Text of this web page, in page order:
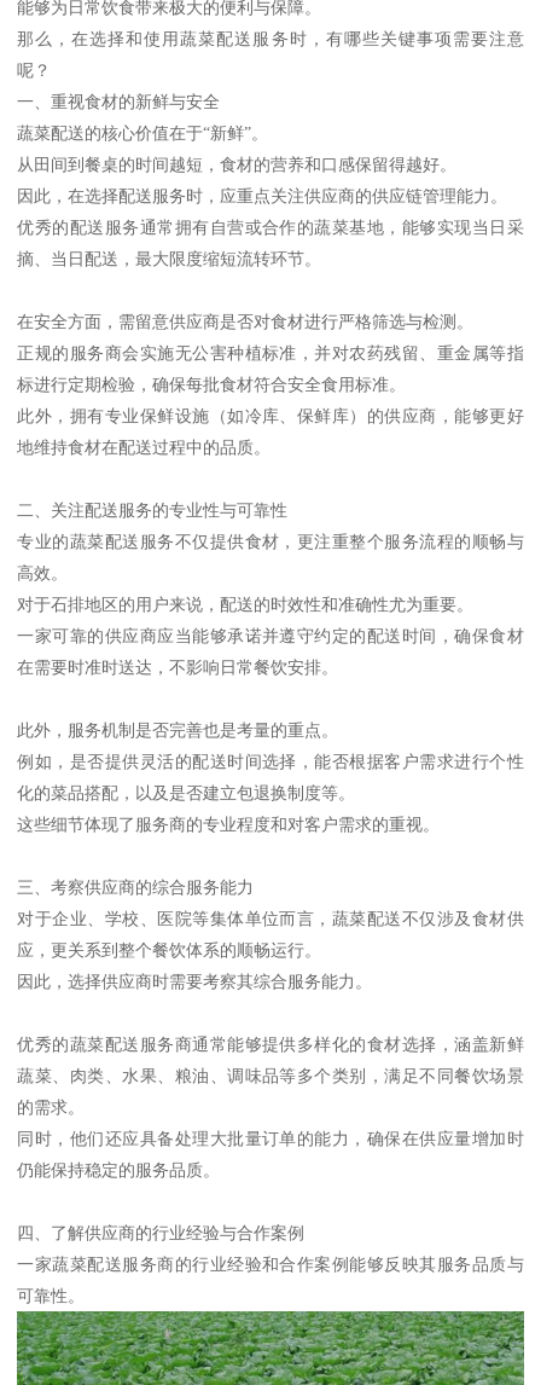
能够为日常饮食带来极大的便利与保障。
那么，在选择和使用蔬菜配送服务时，有哪些关键事项需要注意
呢？
一、重视食材的新鲜与安全
蔬菜配送的核心价值在于“新鲜”。
从田间到餐桌的时间越短，食材的营养和口感保留得越好。
因此，在选择配送服务时，应重点关注供应商的供应链管理能力。
优秀的配送服务通常拥有自营或合作的蔬菜基地，能够实现当日采
摘、当日配送，最大限度缩短流转环节。
在安全方面，需留意供应商是否对食材进行严格筛选与检测。
正规的服务商会实施无公害种植标准，并对农药残留、重金属等指
标进行定期检验，确保每批食材符合安全食用标准。
此外，拥有专业保鲜设施（如冷库、保鲜库）的供应商，能够更好
地维持食材在配送过程中的品质。
二、关注配送服务的专业性与可靠性
专业的蔬菜配送服务不仅提供食材，更注重整个服务流程的顺畅与
高效。
对于石排地区的用户来说，配送的时效性和准确性尤为重要。
一家可靠的供应商应当能够承诺并遵守约定的配送时间，确保食材
在需要时准时送达，不影响日常餐饮安排。
此外，服务机制是否完善也是考量的重点。
例如，是否提供灵活的配送时间选择，能否根据客户需求进行个性
化的菜品搭配，以及是否建立包退换制度等。
这些细节体现了服务商的专业程度和对客户需求的重视。
三、考察供应商的综合服务能力
对于企业、学校、医院等集体单位而言，蔬菜配送不仅涉及食材供
应，更关系到整个餐饮体系的顺畅运行。
因此，选择供应商时需要考察其综合服务能力。
优秀的蔬菜配送服务商通常能够提供多样化的食材选择，涵盖新鲜
蔬菜、肉类、水果、粮油、调味品等多个类别，满足不同餐饮场景
的需求。
同时，他们还应具备处理大批量订单的能力，确保在供应量增加时
仍能保持稳定的服务品质。
四、了解供应商的行业经验与合作案例
一家蔬菜配送服务商的行业经验和合作案例能够反映其服务品质与
可靠性。